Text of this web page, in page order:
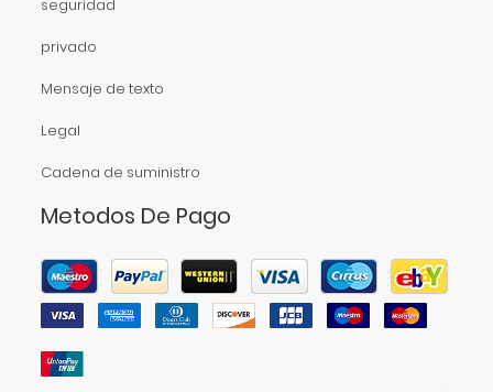
seguridad
privado
Mensaje de texto
Legal
Cadena de suministro
Metodos De Pago